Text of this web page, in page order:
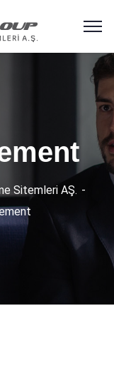
Sitemleri AŞ.